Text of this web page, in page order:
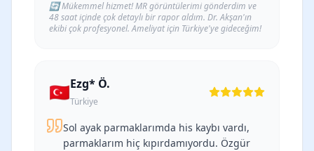
🔄Mükemmel hizmet! MR görüntülerimi gönderdim ve
48 saat içinde çok detaylı bir rapor aldım. Dr. Akşan'ın
ekibi çok profesyonel. Ameliyat için Türkiye'ye gideceğim!
🇹🇷Ezg* Ö.
Türkiye
Sol ayak parmaklarımda his kaybı vardı,
parmaklarım hiç kıpırdamıyordu. Özgür